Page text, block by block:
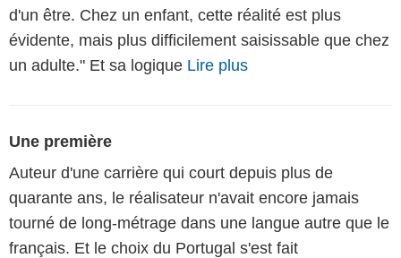
d'un être. Chez un enfant, cette réalité est plus
évidente, mais plus difficilement saisissable que chez
un adulte." Et sa logique Lire plus
Une première
Auteur d'une carrière qui court depuis plus de
quarante ans, le réalisateur n'avait encore jamais
tourné de long-métrage dans une langue autre que le
français. Et le choix du Portugal s'est fait